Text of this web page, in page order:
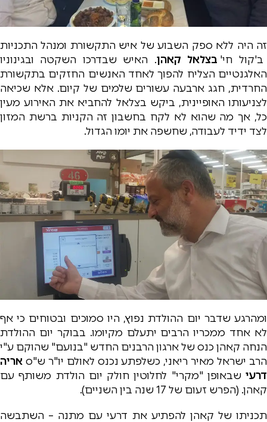
זה היה ללא ספק השבוע של איש התקשורת ומנהל התכניות
ב'קול חי' בצלאל קאהן. האיש שבדרכו השקטה ובגינוניו
האלגנטיים הצליח להפוך לאחד האנשים החזקים בתקשורת
החרדית, חגג ארבעה עשורים שלמים של קיום. אלא שכיאה
לצניעותו האופיינית, ביקש בצלאל להחביא את האירוע מעין
כל, אך מה שהוא לא לקח בחשבון זה הקניות ברשת המזון
לצד ידיד לעבודה, שחשפה את יומו הגדול.
ומהרגע שדבר יום ההולדת נפוץ, היו סמוכים ובטוחים כי אף
לא אחד ממכריו הרבים יתעלם מקיומו. בבוקר יום ההולדת
הנחה קאהן כנס של ארגון הרבנים החדש "בנועם" שהוקם ע"י
הרב ישראל מאיר ריאני, כשלפתע נכנס לאולם יו"ר ש"ס אריה
דרעי שבאופן "מקרי" לחלוטין חולק יום הולדת משותף עם
קאהן. (הפרש זעום של 17 שנה בין השניים).
תכניתו של קאהן להפתיע את דרעי עם מתנה – השתבשה